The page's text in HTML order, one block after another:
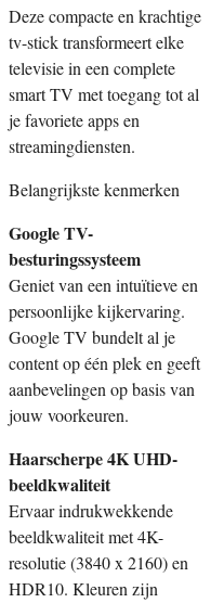
Deze compacte en krachtige
tv-stick transformeert elke
televisie in een complete
smart TV met toegang tot al
je favoriete apps en
streamingdiensten.
Belangrijkste kenmerken
Google TV-
besturingssysteem
Geniet van een intuïtieve en
persoonlijke kijkervaring.
Google TV bundelt al je
content op één plek en geeft
aanbevelingen op basis van
jouw voorkeuren.
Haarscherpe 4K UHD-
beeldkwaliteit
Ervaar indrukwekkende
beeldkwaliteit met 4K-
resolutie (3840 x 2160) en
HDR10. Kleuren zijn